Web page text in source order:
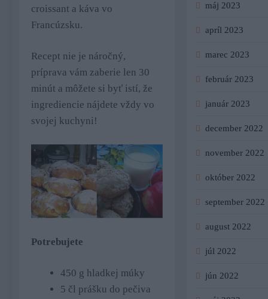
croissant a káva vo
Francúzsku.
Recept nie je náročný,
príprava vám zaberie len 30
minút a môžete si byť istí, že
ingrediencie nájdete vždy vo
svojej kuchyni!
Potrebujete
450 g hladkej múky
5 čl prášku do pečiva
máj 2023
apríl 2023
marec 2023
február 2023
január 2023
december 2022
november 2022
október 2022
september 2022
august 2022
júl 2022
jún 2022